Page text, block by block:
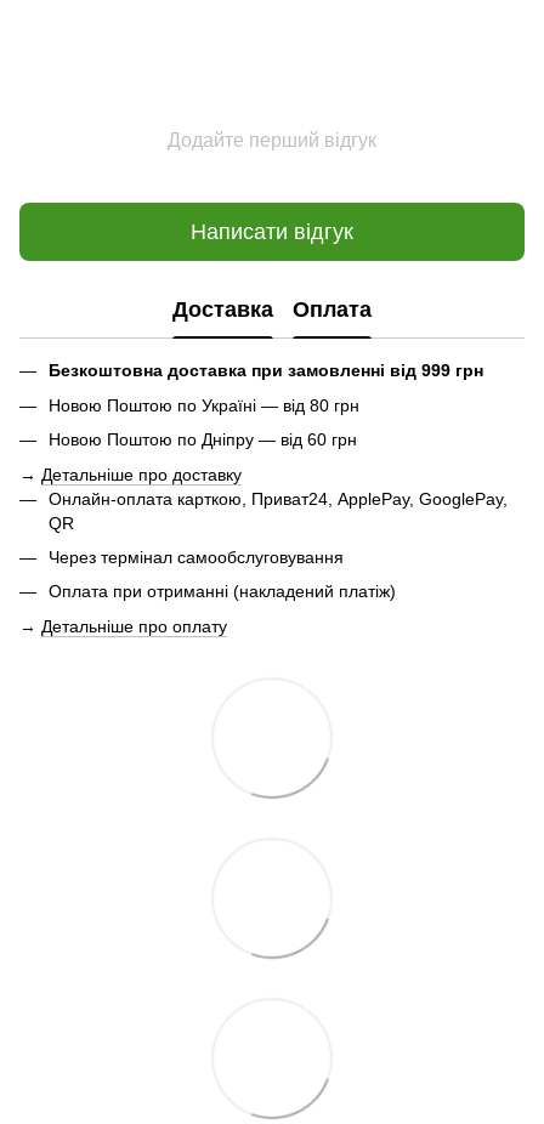
Додайте перший відгук
Написати відгук
Доставка Оплата
Безкоштовна доставка при замовленні від 999 грн
Новою Поштою по Україні — від 80 грн
Новою Поштою по Дніпру — від 60 грн
→ Детальніше про доставку
Онлайн-оплата карткою, Приват24, ApplePay, GooglePay,
QR
Через термінал самообслуговування
Оплата при отриманні (накладений платіж)
→ Детальніше про оплату